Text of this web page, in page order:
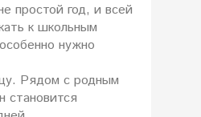
простой год, и всей
к школьным
нужно
Рядом с родным
становится